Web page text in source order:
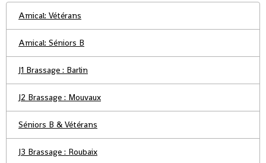
Amical: Vétérans
Amical: Séniors B
J1 Brassage : Barlin
J2 Brassage : Mouvaux
Séniors B & Vétérans
J3 Brassage : Roubaix